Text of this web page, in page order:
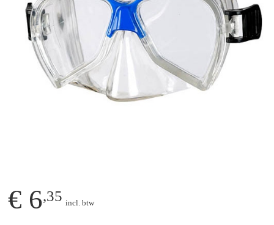
€ 6,35 incl. btw